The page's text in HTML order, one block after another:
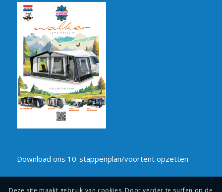
Download ons 10-stappenplan/voortent opzetten